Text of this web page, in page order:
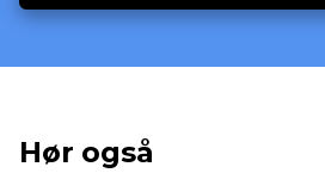
Hør også